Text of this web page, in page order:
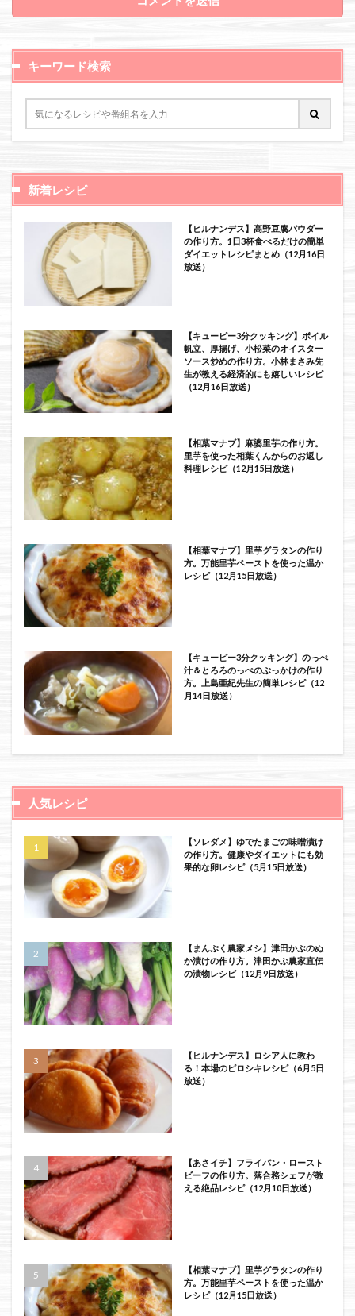
キーワード検索
新着レシピ
【ヒルナンデス】高野豆腐パウダー
の作り方。1日3杯食べるだけの簡単
ダイエットレシピまとめ（12月16日
放送）
【キューピー3分クッキング】ボイル
帆立、厚揚げ、小松菜のオイスター
ソース炒めの作り方。小林まさみ先
生が教える経済的にも嬉しいレシピ
（12月16日放送）
【相葉マナブ】麻婆里芋の作り方。
里芋を使った相葉くんからのお返し
料理レシピ（12月15日放送）
【相葉マナブ】里芋グラタンの作り
方。万能里芋ペーストを使った温か
レシピ（12月15日放送）
【キューピー3分クッキング】のっぺ
汁＆とろろのっぺのぶっかけの作り
方。上島亜紀先生の簡単レシピ（12
月14日放送）
人気レシピ
【ソレダメ】ゆでたまごの味噌漬け
の作り方。健康やダイエットにも効
果的な卵レシピ（5月15日放送）
【まんぷく農家メシ】津田かぶのぬ
か漬けの作り方。津田かぶ農家直伝
の漬物レシピ（12月9日放送）
【ヒルナンデス】ロシア人に教わ
る！本場のピロシキレシピ（6月5日
放送）
【あさイチ】フライパン・ロースト
ビーフの作り方。落合務シェフが教
える絶品レシピ（12月10日放送）
【相葉マナブ】里芋グラタンの作り
方。万能里芋ペーストを使った温か
レシピ（12月15日放送）